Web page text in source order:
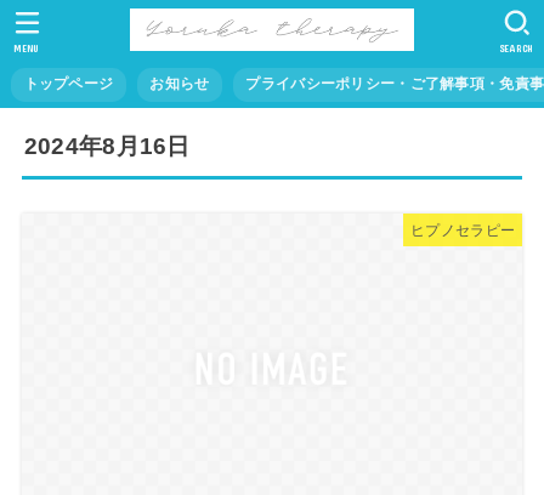
トップページ お知らせ プライバシーポリシー・ご了解事項・免責
SEARCH
MENU
2024年8月16日
ヒプノセラピー